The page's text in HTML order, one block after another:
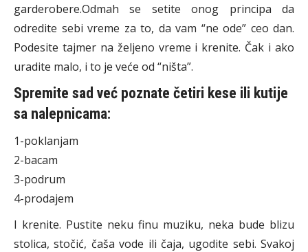
garderobere.Odmah se setite onog principa da
odredite sebi vreme za to, da vam “ne ode” ceo dan.
Podesite tajmer na željeno vreme i krenite. Čak i ako
uradite malo, i to je veće od “ništa”.
Spremite sad već poznate četiri kese ili kutije
sa nalepnicama:
1-poklanjam
2-bacam
3-podrum
4-prodajem
I krenite. Pustite neku finu muziku, neka bude blizu
stolica, stočić, čaša vode ili čaja, ugodite sebi. Svakoj